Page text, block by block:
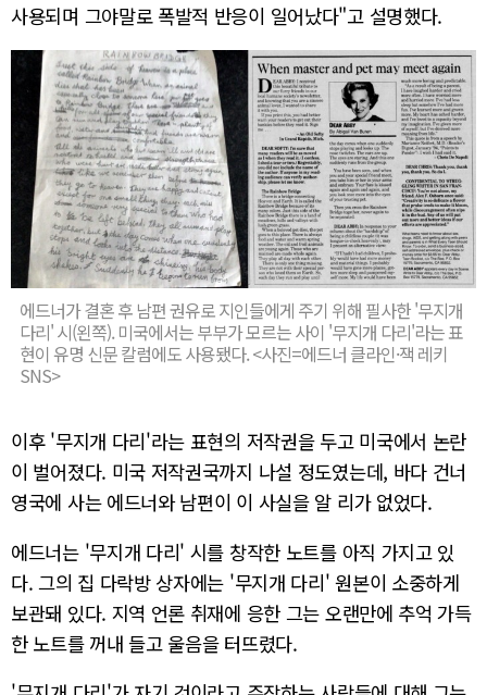
사용되며 그야말로 폭발적 반응이 일어났다"고 설명했다.
에드너가 결혼 후 남편 권유로 지인들에게 주기 위해 필사한 '무지개
다리' 시(왼쪽). 미국에서는 부부가 모르는 사이 '무지개 다리'라는 표
현이 유명 신문 칼럼에도 사용됐다. <사진=에드너 클라인·잭 레키
SNS>
이후 '무지개 다리'라는 표현의 저작권을 두고 미국에서 논란
이 벌어졌다. 미국 저작권국까지 나설 정도였는데, 바다 건너
영국에 사는 에드너와 남편이 이 사실을 알 리가 없었다.
에드너는 '무지개 다리' 시를 창작한 노트를 아직 가지고 있
다. 그의 집 다락방 상자에는 '무지개 다리' 원본이 소중하게
보관돼 있다. 지역 언론 취재에 응한 그는 오랜만에 추억 가득
한 노트를 꺼내 들고 울음을 터뜨렸다.